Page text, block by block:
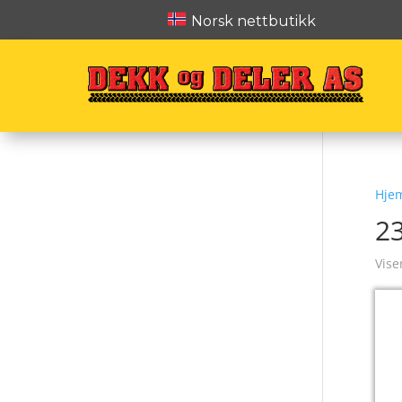
Norsk nettbutikk